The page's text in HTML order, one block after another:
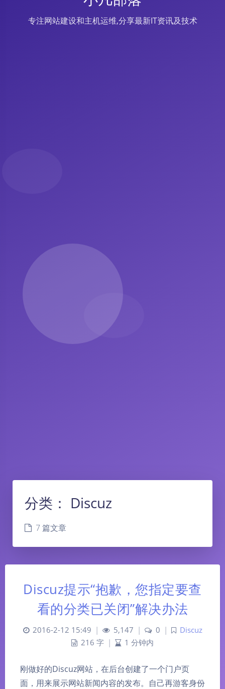
专注网站建设和主机运维,分享最新IT资讯及技术
分类： Discuz
7 篇文章
Discuz提示“抱歉，您指定要查
看的分类已关闭”解决办法
2016-2-12 15:49 | 5,147 | 0 |
Discuz
216 字 | 1 分钟内
刚做好的Discuz网站，在后台创建了一个门户页
面，用来展示网站新闻内容的发布。自己再游客身份